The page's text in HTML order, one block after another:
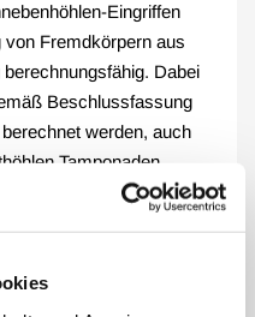
Eingriffen
von Fremdkörpern aus
Dabei
Beschlussfassung
werden, auch
Tamponaden
der Nr. 1430 GOÄ
…“ analog